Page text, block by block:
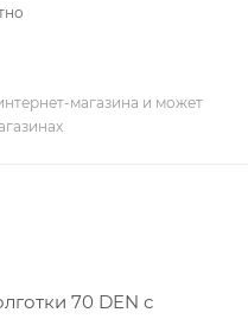
магазина и может
70 DEN с